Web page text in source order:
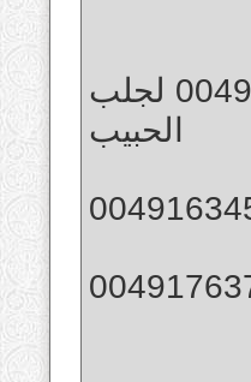
الشيخ الروحاني جلب الحبيب و خلال ساعة 00491634511222 لجلب
الحبيب